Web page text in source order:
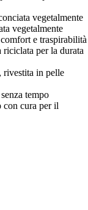
vegetalmente
vegetalmente
e traspirabilità
riciclata per la durata
rivestita in pelle
tempo
con cura per il